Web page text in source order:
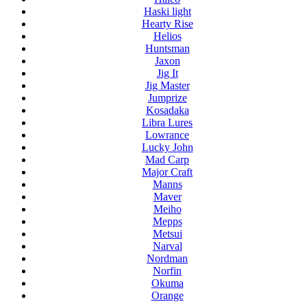
Haski light
Hearty Rise
Helios
Huntsman
Jaxon
Jig It
Jig Master
Jumprize
Kosadaka
Libra Lures
Lowrance
Lucky John
Mad Carp
Major Craft
Manns
Maver
Meiho
Mepps
Metsui
Narval
Nordman
Norfin
Okuma
Orange